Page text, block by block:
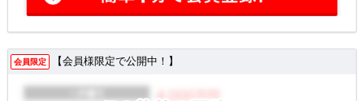
会員限定 【会員様限定で公開中！】